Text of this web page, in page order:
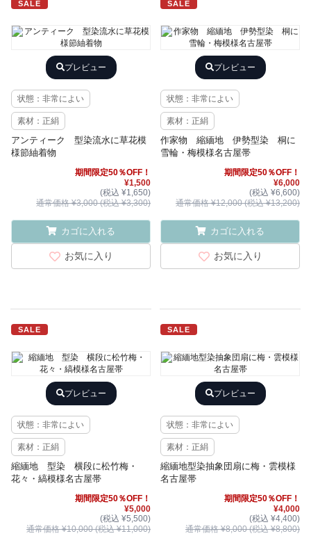
SALE
プレビュー
状態：非常によい
素材：正絹
アンティーク 型染流水に草花模
様節紬着物
期間限定50％OFF！
¥1,500
(税込 ¥1,650)
通常価格 ¥3,000 (税込 ¥3,300)
カゴに入れる
お気に入り
SALE
プレビュー
状態：非常によい
素材：正絹
作家物 縮緬地 伊勢型染 桐に
雪輪・梅模様名古屋帯
期間限定50％OFF！
¥6,000
(税込 ¥6,600)
通常価格 ¥12,000 (税込 ¥13,200)
カゴに入れる
お気に入り
SALE
プレビュー
状態：非常によい
素材：正絹
縮緬地 型染 横段に松竹梅・
花々・縞模様名古屋帯
期間限定50％OFF！
¥5,000
(税込 ¥5,500)
通常価格 ¥10,000 (税込 ¥11,000)
SALE
プレビュー
状態：非常によい
素材：正絹
縮緬地型染抽象団扇に梅・雲模様
名古屋帯
期間限定50％OFF！
¥4,000
(税込 ¥4,400)
通常価格 ¥8,000 (税込 ¥8,800)